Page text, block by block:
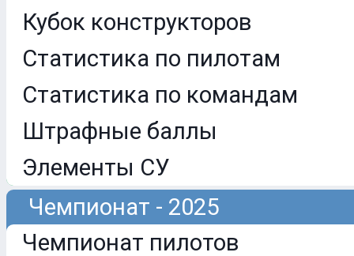
Кубок конструкторов
Статистика по пилотам
Статистика по командам
Штрафные баллы
Элементы СУ
Чемпионат - 2025
Чемпионат пилотов